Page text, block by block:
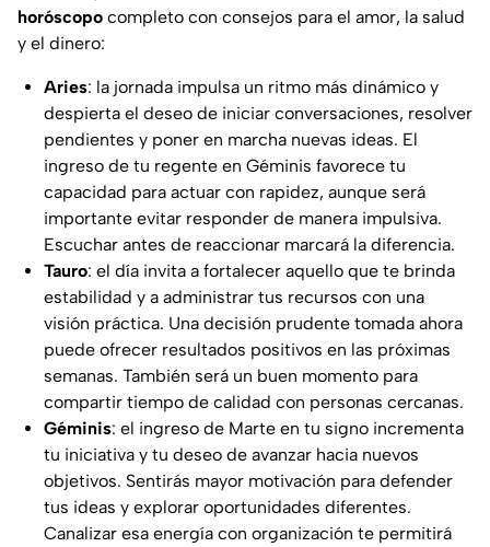
horóscopo completo con consejos para el amor, la salud
y el dinero:
Aries: la jornada impulsa un ritmo más dinámico y
despierta el deseo de iniciar conversaciones, resolver
pendientes y poner en marcha nuevas ideas. El
ingreso de tu regente en Géminis favorece tu
capacidad para actuar con rapidez, aunque será
importante evitar responder de manera impulsiva.
Escuchar antes de reaccionar marcará la diferencia.
Tauro: el día invita a fortalecer aquello que te brinda
estabilidad y a administrar tus recursos con una
visión práctica. Una decisión prudente tomada ahora
puede ofrecer resultados positivos en las próximas
semanas. También será un buen momento para
compartir tiempo de calidad con personas cercanas.
Géminis: el ingreso de Marte en tu signo incrementa
tu iniciativa y tu deseo de avanzar hacia nuevos
objetivos. Sentirás mayor motivación para defender
tus ideas y explorar oportunidades diferentes.
Canalizar esa energía con organización te permitirá